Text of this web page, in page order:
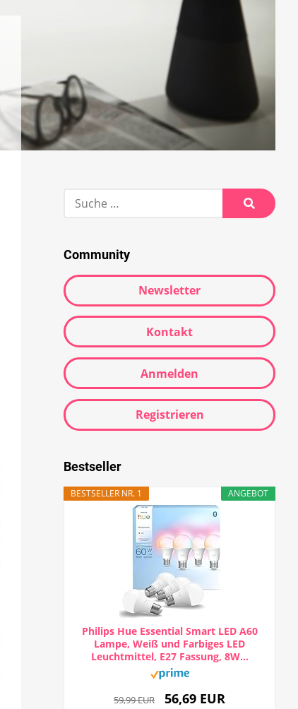
Suche
Suche
Community
Newsletter
Kontakt
Anmelden
Registrieren
Bestseller
ANGEBOT
BESTSELLER NR. 1
Philips Hue Essential Smart LED A60
Lampe, Weiß und Farbiges LED
Leuchtmittel, E27 Fassung, 8W...
59,99 EUR 56,69 EUR